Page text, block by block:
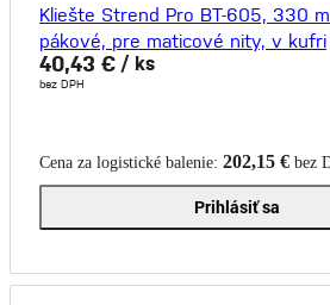
Kliešte Strend Pro BT-605, 330
pákové, pre maticové nity, v kufri
40,43 € / ks
bez DPH
Cena za logistické balenie: 202,15 € bez
Prihlásiť sa